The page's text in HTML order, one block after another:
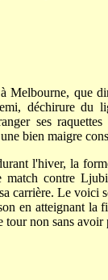
Melbourne, que
déchirure du
ses
bien maigre
l'hiver, la
contre
carrière. Le
en atteignant
non sans avoir